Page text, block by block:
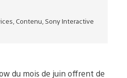
Contenu, Sony Interactive
du mois de juin offrent de